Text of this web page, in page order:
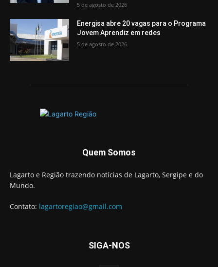
5 de agosto de 2026
Energisa abre 20 vagas para o Programa
Jovem Aprendiz em redes
5 de agosto de 2026
Quem Somos
Lagarto e Região trazendo notícias de Lagarto, Sergipe e do
Mundo.
Contato: lagartoregiao@gmail.com
SIGA-NOS